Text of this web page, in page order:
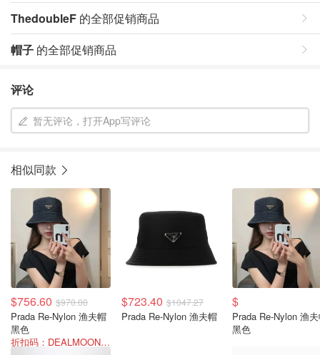
ThedoubleF 的全部促销商品
帽子 的全部促销商品
评论
暂无评论，打开App写评论
相似同款
$756.60 $970.00
Prada Re-Nylon 渔夫帽
黑色
折扣码：DEALMOON-SUM22
$723.40 $1047.27
Prada Re-Nylon 渔夫帽
$
Prada Re-Nylon 渔夫帽
黑色